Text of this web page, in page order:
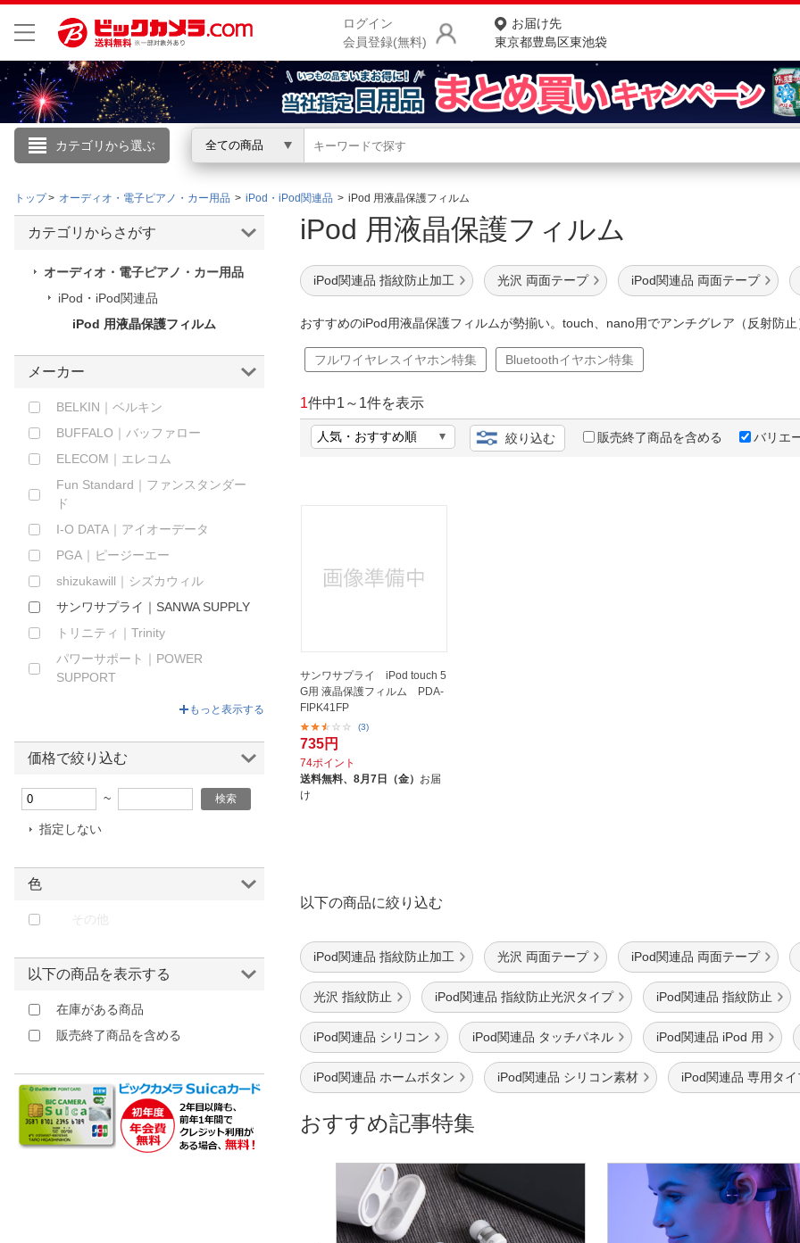
ログイン
会員登録(無料)
お届け先
東京都豊島区東池袋
カテゴリから選ぶ 全ての商品
こんにちは
ログイン
会員メニュー
お知らせ
ランキングからさがす
カテゴリ一覧からさがす
お客様サポート
ご利用ガイド
ご利用規約
トップ オーディオ・電子ピアノ・カー用品 iPod・iPod関連品 iPod 用液晶保護フィルム
iPod 用液晶保護フィルム
iPod関連品 指紋防止加工 光沢 両面テープ iPod関連品 両面テープ
おすすめのiPod用液晶保護フィルムが勢揃い。touch、nano用でアンチグレア（反射防止
フルワイヤレスイヤホン特集 Bluetoothイヤホン特集
1件中1 ～ 1件を表示
絞り込む 販売終了商品を含める バリエ
サンワサプライ iPod touch 5
G用 液晶保護フィルム PDA-
FIPK41FP
(3)
735円
74ポイント
送料無料、 8月7日（金） お届
け
以下の商品に絞り込む
iPod関連品 指紋防止加工 光沢 両面テープ iPod関連品 両面テープ
光沢 指紋防止 iPod関連品 指紋防止光沢タイプ iPod関連品 指紋防止
iPod関連品 シリコン iPod関連品 タッチパネル iPod関連品 iPod 用
iPod関連品 ホームボタン iPod関連品 シリコン素材 iPod関連品 専用タイ
おすすめ記事特集
カテゴリからさがす
オーディオ・電子ピアノ・カー用品
iPod・iPod関連品
iPod 用液晶保護フィルム
メーカー
BELKIN｜ベルキン
BUFFALO｜バッファロー
ELECOM｜エレコム
Fun Standard｜ファンスタンダー
ド
I-O DATA｜アイオーデータ
PGA｜ピージーエー
shizukawill｜シズカウィル
サンワサプライ｜SANWA SUPPLY
トリニティ｜Trinity
パワーサポート｜POWER
SUPPORT
ラスタバナナ｜RastaBananaもっと表示する
価格で絞り込む
~
指定しない
色
その他
以下の商品を表示する
在庫がある商品
販売終了商品を含める